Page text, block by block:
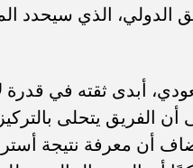
الدولي، الذي سيحدد
أبدى ثقته في
الفريق يتحلى بالتركيز
أن معرفة نتيجة